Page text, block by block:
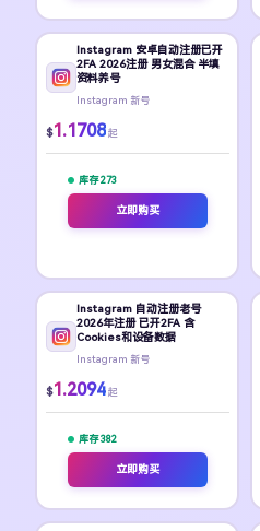
Instagram 安卓自动注册已开
2FA 2026注册 男女混合 半填
资料养号
Instagram 新号
$1.1708 起
库存 273
立即购买
Instagram 自动注册老号
2026年注册 已开2FA 含
Cookies和设备数据
Instagram 新号
$1.2094 起
库存 382
立即购买